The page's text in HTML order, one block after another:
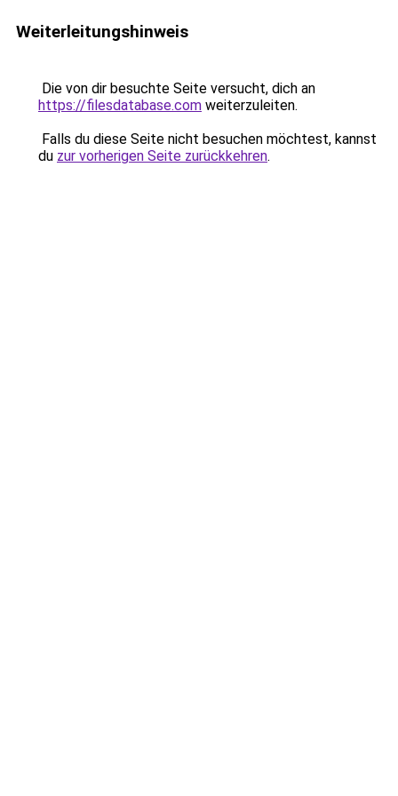
Weiterleitungshinweis
Die von dir besuchte Seite versucht, dich an
https://filesdatabase.com weiterzuleiten.
Falls du diese Seite nicht besuchen möchtest, kannst
du zur vorherigen Seite zurückkehren.